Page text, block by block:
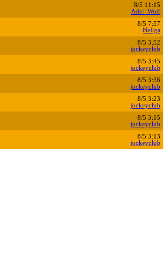
8/5 11:15
Adel_Wolf
8/5 7:57
Hellga
8/5 3:52
jockeyclub
8/5 3:45
jockeyclub
8/5 3:36
jockeyclub
8/5 3:23
jockeyclub
8/5 3:15
jockeyclub
8/5 3:13
jockeyclub